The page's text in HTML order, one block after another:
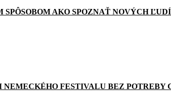
AKO SPOZNAŤ NOVÝCH
FESTIVALU BEZ POTREBY